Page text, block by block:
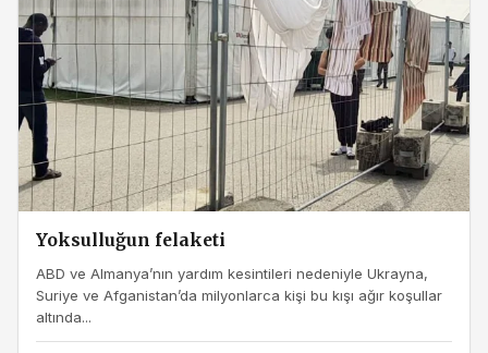
Yoksulluğun felaketi
ABD ve Almanya’nın yardım kesintileri nedeniyle Ukrayna,
Suriye ve Afganistan’da milyonlarca kişi bu kışı ağır koşullar
altında...